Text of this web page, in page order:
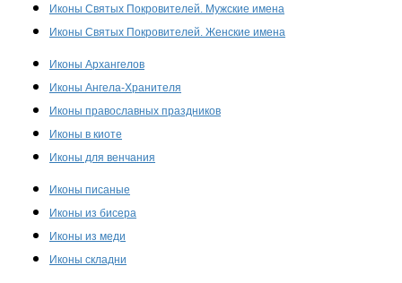
Иконы Святых Покровителей. Мужские имена
Иконы Святых Покровителей. Женские имена
Иконы Архангелов
Иконы Ангела-Хранителя
Иконы православных праздников
Иконы в киоте
Иконы для венчания
Иконы писаные
Иконы из бисера
Иконы из меди
Иконы складни